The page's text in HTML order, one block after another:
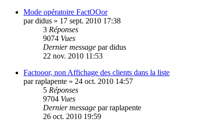
Mode opératoire FactOOor
pardidus » 17 sept. 2010 17:38
3 Réponses
9074 Vues
Dernier message pardidus
22 nov. 2010 11:53
Factooor, non Affichage des clients dans la liste
parraplapente » 24 oct. 2010 14:57
5 Réponses
9704 Vues
Dernier message parraplapente
26 oct. 2010 19:59